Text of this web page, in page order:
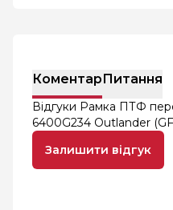
КоментарПитання
Відгуки Рамка ПТФ
6400G234 Outlander
Залишити відгук